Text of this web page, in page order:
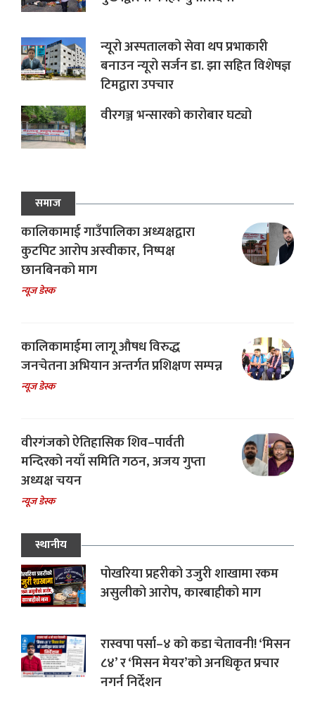
न्यूरो अस्पतालको सेवा थप प्रभाकारी
बनाउन न्यूरो सर्जन डा. झा सहित विशेषज्ञ
टिमद्वारा उपचार
वीरगञ्ज भन्सारको कारोबार घट्यो
समाज
कालिकामाई गाउँपालिका अध्यक्षद्वारा
कुटपिट आरोप अस्वीकार, निष्पक्ष
छानबिनको माग
न्यूज डेस्क
कालिकामाईमा लागू औषध विरुद्ध
जनचेतना अभियान अन्तर्गत प्रशिक्षण सम्पन्न
न्यूज डेस्क
वीरगंजको ऐतिहासिक शिव–पार्वती
मन्दिरको नयाँ समिति गठन, अजय गुप्ता
अध्यक्ष चयन
न्यूज डेस्क
स्थानीय
पोखरिया प्रहरीको उजुरी शाखामा रकम
असुलीको आरोप, कारबाहीको माग
रास्वपा पर्सा–४ को कडा चेतावनी! ‘मिसन
८४’ र ‘मिसन मेयर’को अनधिकृत प्रचार
नगर्न निर्देशन